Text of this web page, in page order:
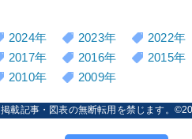
2024年 2023年
2022年
2017年 2016年
2015年
2010年 2009年
掲載記事・図表の無断転用を禁じます。